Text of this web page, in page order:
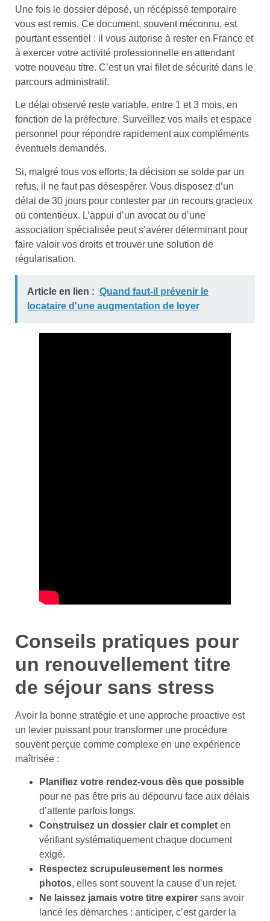
Une fois le dossier déposé, un récépissé temporaire
vous est remis. Ce document, souvent méconnu, est
pourtant essentiel : il vous autorise à rester en France et
à exercer votre activité professionnelle en attendant
votre nouveau titre. C’est un vrai filet de sécurité dans le
parcours administratif.
Le délai observé reste variable, entre 1 et 3 mois, en
fonction de la préfecture. Surveillez vos mails et espace
personnel pour répondre rapidement aux compléments
éventuels demandés.
Si, malgré tous vos efforts, la décision se solde par un
refus, il ne faut pas désespérer. Vous disposez d’un
délai de 30 jours pour contester par un recours gracieux
ou contentieux. L’appui d’un avocat ou d’une
association spécialisée peut s’avérer déterminant pour
faire valoir vos droits et trouver une solution de
régularisation.
Article en lien : Quand faut-il prévenir le
locataire d'une augmentation de loyer
Conseils pratiques pour
un renouvellement titre
de séjour sans stress
Avoir la bonne stratégie et une approche proactive est
un levier puissant pour transformer une procédure
souvent perçue comme complexe en une expérience
maîtrisée :
Planifiez votre rendez-vous dès que possible
pour ne pas être pris au dépourvu face aux délais
d’attente parfois longs.
Construisez un dossier clair et complet en
vérifiant systématiquement chaque document
exigé.
Respectez scrupuleusement les normes
photos, elles sont souvent la cause d’un rejet.
Ne laissez jamais votre titre expirer sans avoir
lancé les démarches : anticiper, c’est garder la